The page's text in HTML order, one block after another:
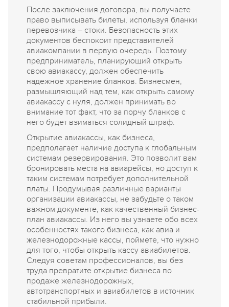
После заключения договора, вы получаете
право выписывать билеты, используя бланки
перевозчика – стоки. Безопасность этих
документов беспокоит представителей
авиакомпании в первую очередь. Поэтому
предприниматель, планирующий открыть
свою авиакассу, должен обеспечить
надежное хранение бланков. Бизнесмен,
размышляющий над тем, как открыть самому
авиакассу с нуля, должен принимать во
внимание тот факт, что за порчу бланков с
него будет взиматься солидный штраф.
Открытие авиакассы, как бизнеса,
предполагает наличие доступа к глобальным
системам резервирования. Это позволит вам
бронировать места на авиарейсы, но доступ к
таким системам потребует дополнительной
платы. Продумывая различные варианты
организации авиакассы, не забудьте о таком
важном документе, как качественный бизнес-
план авиакассы. Из него вы узнаете обо всех
особенностях такого бизнеса, как авиа и
железнодорожные кассы, поймете, что нужно
для того, чтобы открыть кассу авиабилетов.
Следуя советам профессионалов, вы без
труда превратите открытие бизнеса по
продаже железнодорожных,
автотранспортных и авиабилетов в источник
стабильной прибыли.